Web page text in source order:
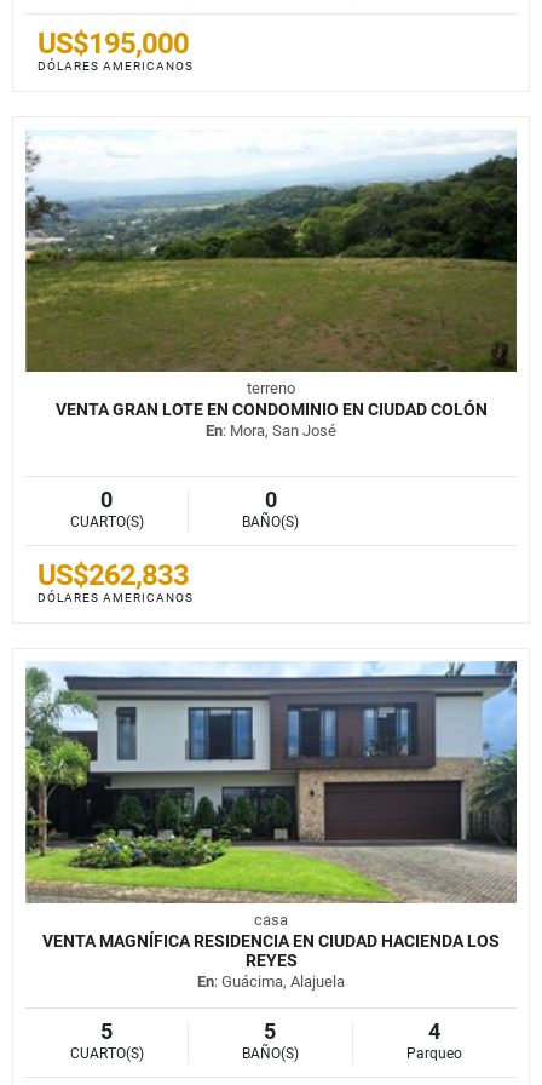
US$195,000
DÓLARES AMERICANOS
terreno
VENTA GRAN LOTE EN CONDOMINIO EN CIUDAD COLÓN
En: Mora, San José
0
CUARTO(S)
0
BAÑO(S)
US$262,833
DÓLARES AMERICANOS
casa
VENTA MAGNÍFICA RESIDENCIA EN CIUDAD HACIENDA LOS
REYES
En: Guácima, Alajuela
5
CUARTO(S)
5
BAÑO(S)
4
Parqueo